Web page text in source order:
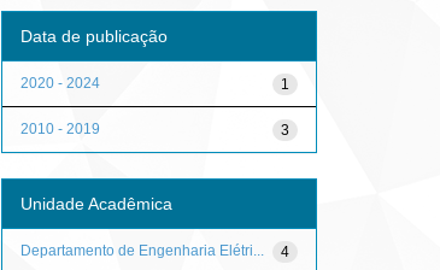
Data de publicação
1
2020 - 2024
3
2010 - 2019
Unidade Acadêmica
4
Departamento de Engenharia Elétri...